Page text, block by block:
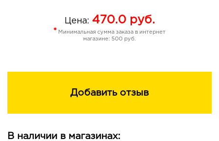
Цена: 470.0руб.
* Минимальная сумма заказа в интернет
магазине: 500 руб.
Добавить отзыв
В наличии в магазинах: